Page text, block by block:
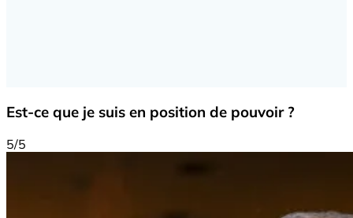
Est-ce que je suis en position de pouvoir ?
5/5